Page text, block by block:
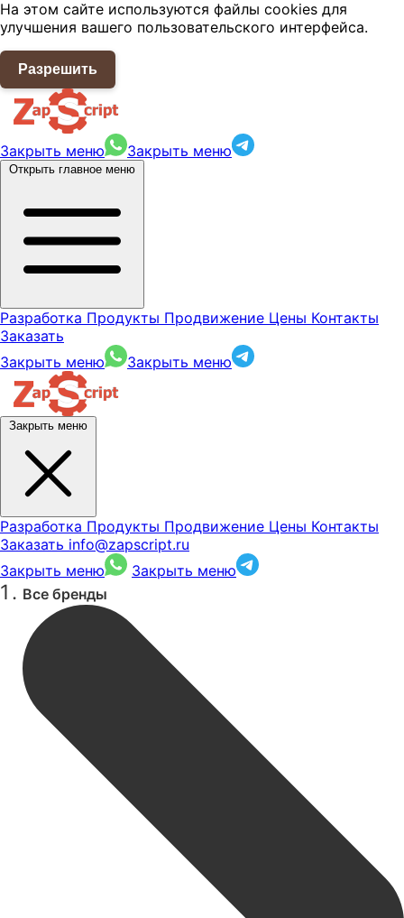
На этом сайте используются файлы cookies для
улучшения вашего пользовательского интерфейса.
Разрешить
Закрыть меню Закрыть меню
Открыть главное меню
Разработка Продукты Продвижение Цены Контакты
Заказать
Закрыть меню
Закрыть меню
Закрыть меню
Разработка Продукты Продвижение Цены Контакты
Заказать info@zapscript.ru
Закрыть меню
Закрыть меню
Все бренды